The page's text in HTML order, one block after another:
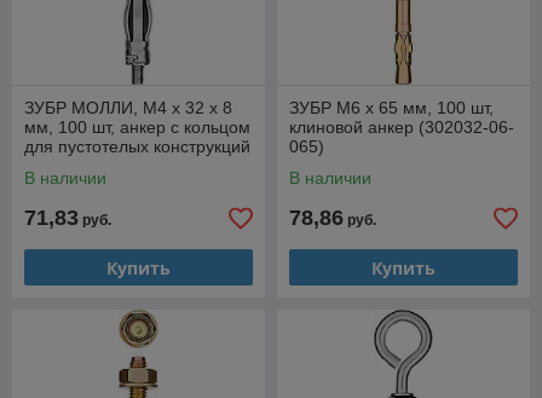
ЗУБР МОЛЛИ, М4 х 32 х 8
мм, 100 шт, анкер с кольцом
для пустотелых конструкций
В наличии
71,83 руб.
Купить
ЗУБР М6 х 65 мм, 100 шт,
клиновой анкер (302032-06-
065)
В наличии
78,86 руб.
Купить